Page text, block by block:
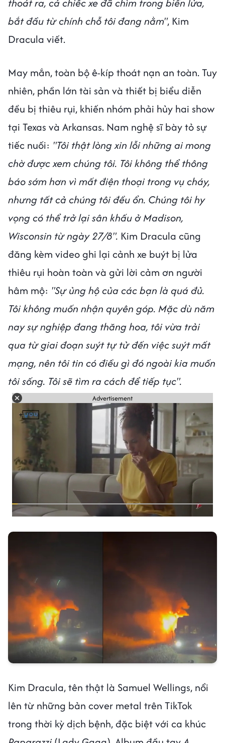
bắt đầu từ chính chỗ tôi đang nằm", Kim
Dracula viết.
May mắn, toàn bộ ê-kíp thoát nạn an toàn. Tuy
nhiên, phần lớn tài sản và thiết bị biểu diễn
đều bị thiêu rụi, khiến nhóm phải hủy hai show
tại Texas và Arkansas. Nam nghệ sĩ bày tỏ sự
tiếc nuối: "Tôi thật lòng xin lỗi những ai mong
chờ được xem chúng tôi. Tôi không thể thông
báo sớm hơn vì mất điện thoại trong vụ cháy,
nhưng tất cả chúng tôi đều ổn. Chúng tôi hy
vọng có thể trở lại sân khấu ở Madison,
Wisconsin từ ngày 27/8". Kim Dracula cũng
đăng kèm video ghi lại cảnh xe buýt bị lửa
thiêu rụi hoàn toàn và gửi lời cảm ơn người
hâm mộ: "Sự ủng hộ của các bạn là quá đủ.
Tôi không muốn nhận quyên góp. Mặc dù năm
nay sự nghiệp đang thăng hoa, tôi vừa trải
qua từ giai đoạn suýt tự tử đến việc suýt mất
mạng, nên tôi tin có điều gì đó ngoài kia muốn
tôi sống. Tôi sẽ tìm ra cách để tiếp tục".
Advertisement
Kim Dracula, tên thật là Samuel Wellings, nổi
lên từ những bản cover metal trên TikTok
trong thời kỳ dịch bệnh, đặc biệt với ca khúc